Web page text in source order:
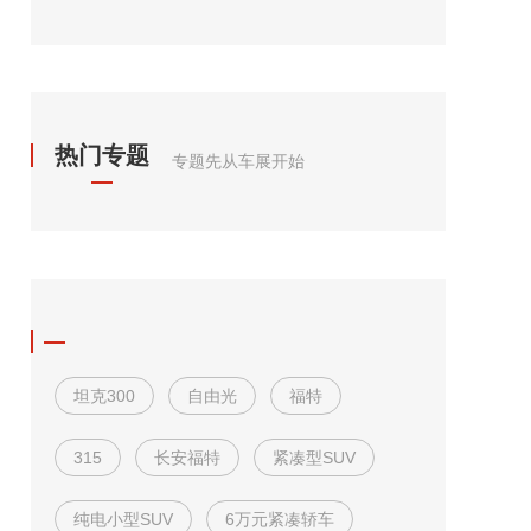
热门专题 专题先从车展开始
坦克300 自由光 福特
315 长安福特 紧凑型SUV
纯电小型SUV 6万元紧凑轿车